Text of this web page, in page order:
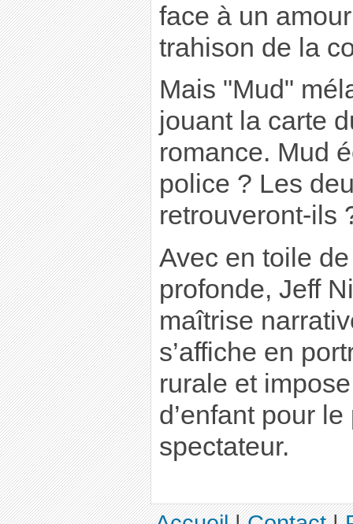
face à un
trahison de la
Mais "Mud"
jouant la carte
romance. Mud
police ? Les
retrouveront-ils
Avec en toile
profonde, Jeff
maîtrise
s’affiche en
rurale et
d’enfant pour
spectateur.